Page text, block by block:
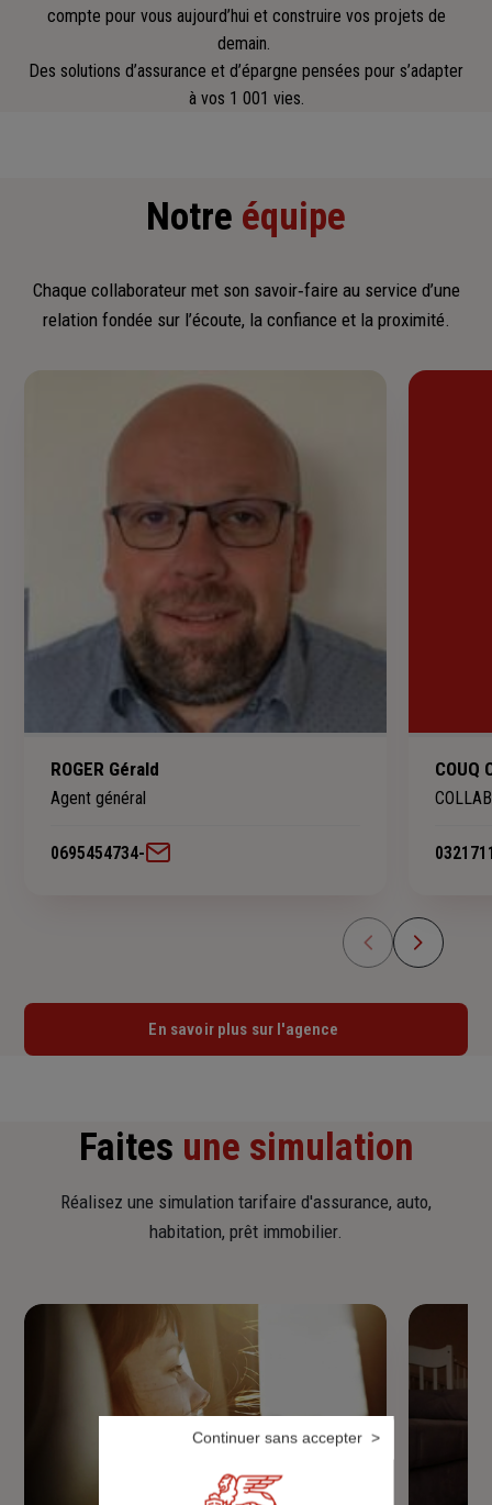
compte pour vous aujourd’hui et construire vos projets de
demain.
Des solutions d’assurance et d’épargne pensées pour s’adapter
à vos 1 001 vies.
Notre équipe
Chaque collaborateur met son savoir‑faire au service d’une
relation fondée sur l’écoute, la confiance et la proximité.
ROGER Gérald
Agent général
0695454734-
COUQ
En savoir plus sur l'agence
Faites une simulation
Réalisez une simulation tarifaire d'assurance, auto,
habitation, prêt immobilier.
Continuer sans accepter